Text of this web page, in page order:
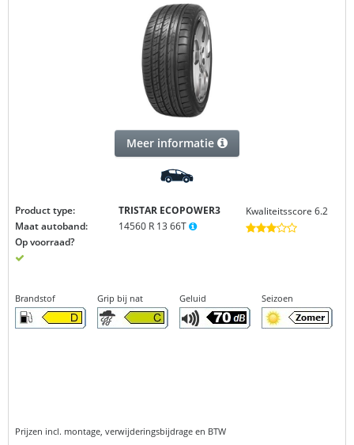
Meer informatie
Product type:
TRISTAR ECOPOWER3
Maat autoband:
14560 R 13 66T
Op voorraad?
Kwaliteitsscore 6.2
Brandstof Grip bij nat Geluid Seizoen
Prijzen incl. montage, verwijderingsbijdrage en BTW